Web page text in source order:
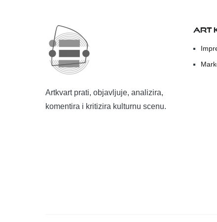
Artkvart prati, objavljuje, analizira,
komentira i kritizira kulturnu scenu.
ART